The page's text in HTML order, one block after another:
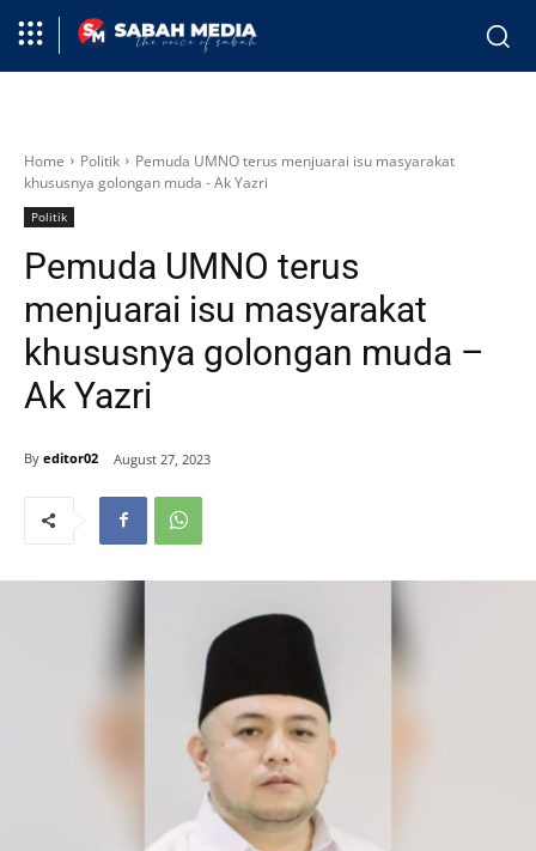
Home Politik
Pemuda UMNO terus menjuarai isu masyarakat
khususnya golongan muda - Ak Yazri
Politik
Pemuda UMNO terus
menjuarai isu masyarakat
khususnya golongan muda –
Ak Yazri
By editor02 August 27, 2023